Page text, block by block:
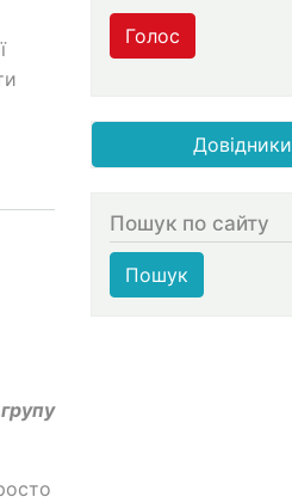
Голос
Довідники
Пошук по сайту
Пошук